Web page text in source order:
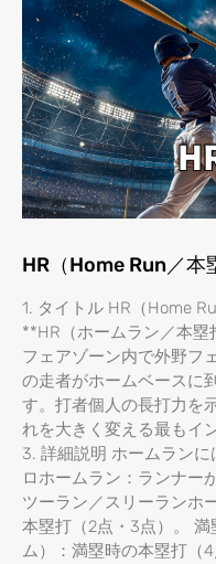
HR（Home Run／本
1. タイトル HR（Home
**HR（ホームラン／本
フェアゾーン内で外野フ
の走者がホームベースに
す。打者個人の長打力を
れを大きく変える最もイ
3. 詳細説明 ホームラン
ロホームラン：ランナー
ツーラン／スリーランホ
本塁打（2点・3点）。
ム）：満塁時の本塁打（